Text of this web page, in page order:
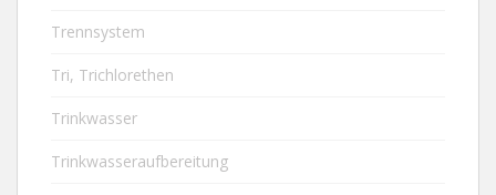
Trennsystem
Tri, Trichlorethen
Trinkwasser
Trinkwasseraufbereitung